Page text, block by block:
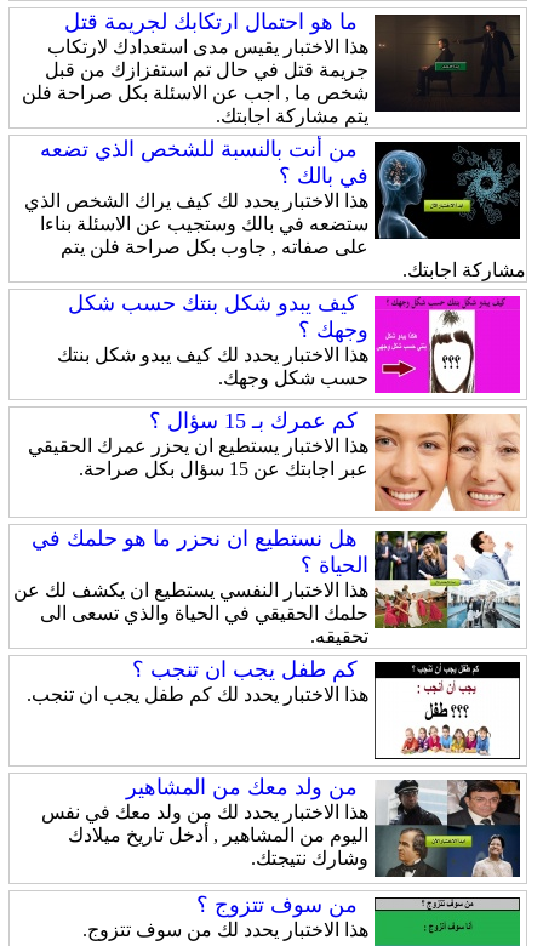
ما هو احتمال ارتكابك لجريمة قتل
هذا الاختبار يقيس مدى استعدادك لارتكاب
جريمة قتل في حال تم استفزازك من قبل
شخص ما , اجب عن الاسئلة بكل صراحة فلن
يتم مشاركة اجابتك.
من أنت بالنسبة للشخص الذي تضعه
في بالك ؟
هذا الاختبار يحدد لك كيف يراك الشخص الذي
ستضعه في بالك وستجيب عن الاسئلة بناءا
على صفاته , جاوب بكل صراحة فلن يتم
مشاركة اجابتك.
كيف يبدو شكل بنتك حسب شكل
وجهك ؟
هذا الاختبار يحدد لك كيف يبدو شكل بنتك
حسب شكل وجهك.
كم عمرك بـ 15 سؤال ؟
هذا الاختبار يستطيع ان يحزر عمرك الحقيقي
عبر اجابتك عن 15 سؤال بكل صراحة.
هل نستطيع ان نحزر ما هو حلمك في
الحياة ؟
هذا الاختبار النفسي يستطيع ان يكشف لك عن
حلمك الحقيقي في الحياة والذي تسعى الى
تحقيقه.
كم طفل يجب ان تنجب ؟
هذا الاختبار يحدد لك كم طفل يجب ان تنجب.
من ولد معك من المشاهير
هذا الاختبار يحدد لك من ولد معك في نفس
اليوم من المشاهير , أدخل تاريخ ميلادك
وشارك نتيجتك.
من سوف تتزوج ؟
هذا الاختبار يحدد لك من سوف تتزوج.